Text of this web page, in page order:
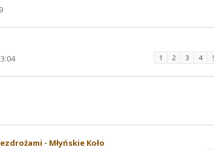
1 2 3 4
- Młyńskie Koło